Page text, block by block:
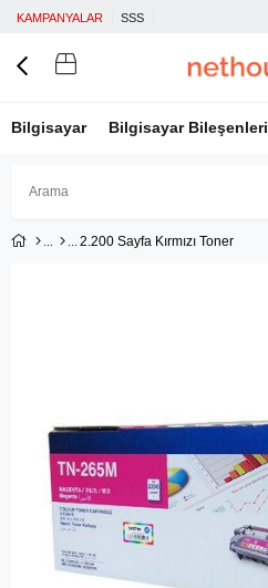
KAMPANYALAR SSS
Bilgisayar Bilgisayar Bileşenleri
Üye Girişi
2.200 Sayfa Kırmızı Toner